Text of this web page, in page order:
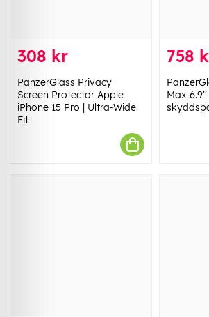
308 kr
PanzerGlass Privacy
Screen Protector Apple
iPhone 15 Pro | Ultra-Wide
Fit
758
Max